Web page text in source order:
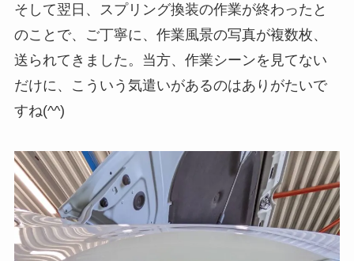
そして翌日、スプリング換装の作業が終わったと
のことで、ご丁寧に、作業風景の写真が複数枚、
送られてきました。当方、作業シーンを見てない
だけに、こういう気遣いがあるのはありがたいで
すね(^^)